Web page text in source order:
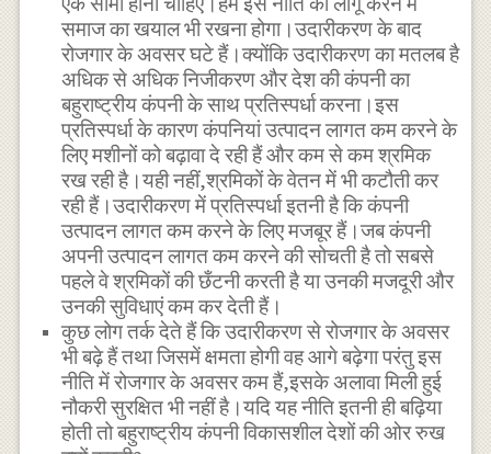
समाज का खयाल भी रखना होगा।उदारीकरण के बाद
रोजगार के अवसर घटे हैं।क्योंकि उदारीकरण का मतलब है
अधिक से अधिक निजीकरण और देश की कंपनी का
बहुराष्ट्रीय कंपनी के साथ प्रतिस्पर्धा करना।इस
प्रतिस्पर्धा के कारण कंपनियां उत्पादन लागत कम करने के
लिए मशीनों को बढ़ावा दे रही हैं और कम से कम श्रमिक
रख रही है।यही नहीं,श्रमिकों के वेतन में भी कटौती कर
रही हैं।उदारीकरण में प्रतिस्पर्धा इतनी है कि कंपनी
उत्पादन लागत कम करने के लिए मजबूर हैं।जब कंपनी
अपनी उत्पादन लागत कम करने की सोचती है तो सबसे
पहले वे श्रमिकों की छँटनी करती है या उनकी मजदूरी और
उनकी सुविधाएं कम कर देती हैं।
कुछ लोग तर्क देते हैं कि उदारीकरण से रोजगार के अवसर
भी बढ़े हैं तथा जिसमें क्षमता होगी वह आगे बढ़ेगा परंतु इस
नीति में रोजगार के अवसर कम हैं,इसके अलावा मिली हुई
नौकरी सुरक्षित भी नहीं है।यदि यह नीति इतनी ही बढ़िया
होती तो बहुराष्ट्रीय कंपनी विकासशील देशों की ओर रुख